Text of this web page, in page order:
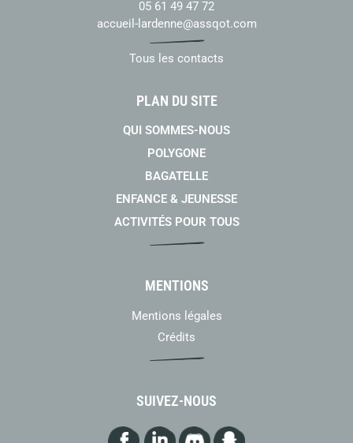
05 61 49 47 72
accueil-lardenne@assqot.com
Tous les contacts
PLAN DU SITE
QUI SOMMES-NOUS
POLYGONE
BAGATELLE
ENFANCE & JEUNESSE
ACTIVITÉS POUR TOUS
MENTIONS
Mentions légales
Crédits
SUIVEZ-NOUS